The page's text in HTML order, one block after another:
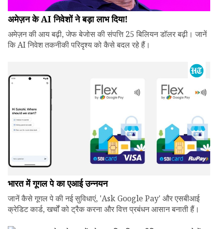
अमेज़न के AI निवेशों ने बड़ा लाभ दिया!
अमेज़न की आय बढ़ी, जेफ बेजोस की संपत्ति 25 बिलियन डॉलर बढ़ी। जानें
कि AI निवेश तकनीकी परिदृश्य को कैसे बदल रहे हैं।
भारत में गूगल पे का एआई उन्नयन
जानें कैसे गूगल पे की नई सुविधाएं, 'Ask Google Pay' और एसबीआई
क्रेडिट कार्ड, खर्चों को ट्रैक करना और वित्त प्रबंधन आसान बनाती हैं।